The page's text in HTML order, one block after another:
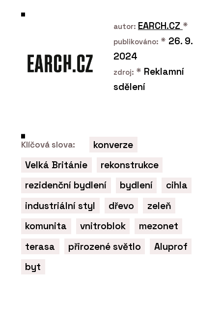
Okenní a dveřní systém s tepelnou
izolací MB-79N - Aluprof
autor: EARCH.CZ *
publikováno: * 26. 9.
2024
zdroj: * Reklamní
sdělení
Klíčová slova:
konverze
Velká Británie
rekonstrukce
rezidenční bydlení
bydlení
cihla
industriální styl
dřevo
zeleň
komunita
vnitroblok
mezonet
terasa
přirozené světlo
Aluprof
byt